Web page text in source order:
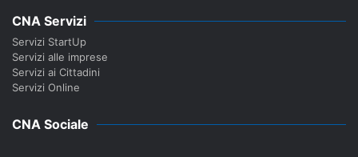
CNA Servizi
Servizi StartUp
Servizi alle imprese
Servizi ai Cittadini
Servizi Online
CNA Sociale